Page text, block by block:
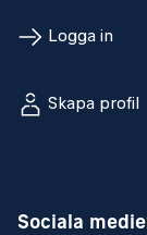
Logga in
Skapa profil
Sociala